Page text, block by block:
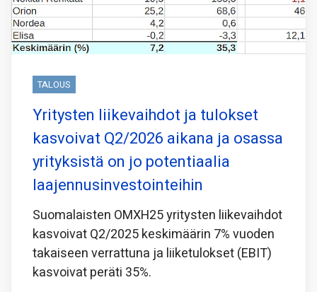
TALOUS
Yritysten liikevaihdot ja tulokset
kasvoivat Q2/2026 aikana ja osassa
yrityksistä on jo potentiaalia
laajennusinvestointeihin
Suomalaisten OMXH25 yritysten liikevaihdot
kasvoivat Q2/2025 keskimäärin 7% vuoden
takaiseen verrattuna ja liiketulokset (EBIT)
kasvoivat peräti 35%.